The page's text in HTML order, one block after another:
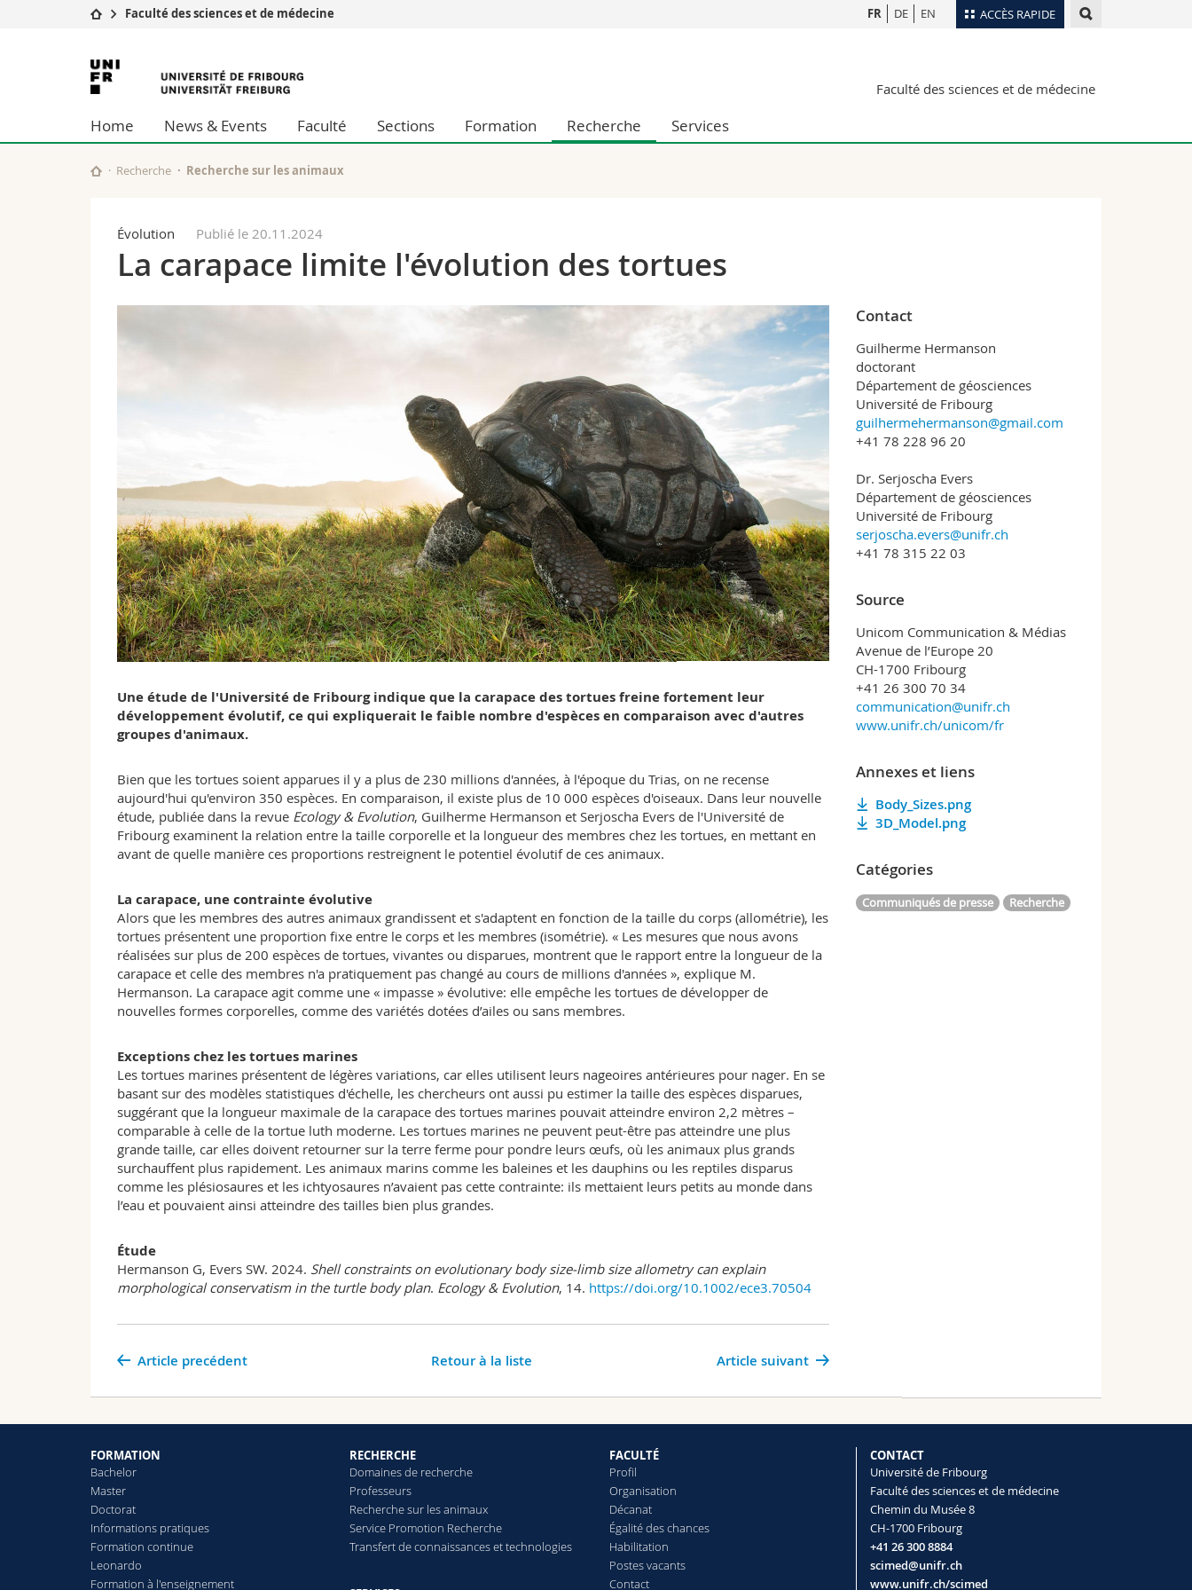
ACCÈS RAPIDE
Université
Recherche
Université
Formation continue
Sciences économiques et sociales et management
Lettres et sciences humaines
Sciences de l'éducation et de la formation
Médias
Chercheurs
Plan d'accès
Webmail
FR DE EN
Faculté des sciences et de médecine
Université
de
Fribourg
Faculté des sciences et de médecine
Home News & Events Faculté Sections Formation Recherche Services
Recherche Recherche sur les animaux
Évolution Publié le 20.11.2024
La carapace limite l'évolution des tortues
Une étude de l'Université de Fribourg indique que la carapace des tortues freine fortement leur
développement évolutif, ce qui expliquerait le faible nombre d'espèces en comparaison avec d'autres
groupes d'animaux.
Bien que les tortues soient apparues il y a plus de 230 millions d'années, à l'époque du Trias, on ne recense
aujourd'hui qu'environ 350 espèces. En comparaison, il existe plus de 10 000 espèces d'oiseaux. Dans leur nouvelle
étude, publiée dans la revue Ecology & Evolution, Guilherme Hermanson et Serjoscha Evers de l'Université de
Fribourg examinent la relation entre la taille corporelle et la longueur des membres chez les tortues, en mettant en
avant de quelle manière ces proportions restreignent le potentiel évolutif de ces animaux.
La carapace, une contrainte évolutive
Alors que les membres des autres animaux grandissent et s'adaptent en fonction de la taille du corps (allométrie), les
tortues présentent une proportion fixe entre le corps et les membres (isométrie). « Les mesures que nous avons
réalisées sur plus de 200 espèces de tortues, vivantes ou disparues, montrent que le rapport entre la longueur de la
carapace et celle des membres n'a pratiquement pas changé au cours de millions d'années », explique M.
Hermanson. La carapace agit comme une « impasse » évolutive: elle empêche les tortues de développer de
nouvelles formes corporelles, comme des variétés dotées d’ailes ou sans membres.
Exceptions chez les tortues marines
Les tortues marines présentent de légères variations, car elles utilisent leurs nageoires antérieures pour nager. En se
basant sur des modèles statistiques d'échelle, les chercheurs ont aussi pu estimer la taille des espèces disparues,
suggérant que la longueur maximale de la carapace des tortues marines pouvait atteindre environ 2,2 mètres –
comparable à celle de la tortue luth moderne. Les tortues marines ne peuvent peut-être pas atteindre une plus
grande taille, car elles doivent retourner sur la terre ferme pour pondre leurs œufs, où les animaux plus grands
surchauffent plus rapidement. Les animaux marins comme les baleines et les dauphins ou les reptiles disparus
comme les plésiosaures et les ichtyosaures n’avaient pas cette contrainte: ils mettaient leurs petits au monde dans
l’eau et pouvaient ainsi atteindre des tailles bien plus grandes.
Étude
Hermanson G, Evers SW. 2024. Shell constraints on evolutionary body size-limb size allometry can explain
morphological conservatism in the turtle body plan. Ecology & Evolution, 14. https://doi.org/10.1002/ece3.70504
Article suivant
Article precédent Retour à la liste
Contact
Guilherme Hermanson
doctorant
Département de géosciences
Université de Fribourg
guilhermehermanson@gmail.com
+41 78 228 96 20
Dr. Serjoscha Evers
Département de géosciences
Université de Fribourg
serjoscha.evers@unifr.ch
+41 78 315 22 03
Source
Unicom Communication & Médias
Avenue de l’Europe 20
CH-1700 Fribourg
+41 26 300 70 34
communication@unifr.ch
www.unifr.ch/unicom/fr
Annexes et liens
Body_Sizes.png
3D_Model.png
Catégories
Communiqués de presse Recherche
FORMATION
Bachelor
Master
Doctorat
Informations pratiques
Formation continue
Leonardo
Formation à l'enseignement
RECHERCHE
Domaines de recherche
Professeurs
Recherche sur les animaux
Service Promotion Recherche
Transfert de connaissances et technologies
FACULTÉ
Profil
Organisation
Décanat
Égalité des chances
Habilitation
Postes vacants
Contact
CONTACT
Université de Fribourg
Faculté des sciences et de médecine
Chemin du Musée 8
CH-1700 Fribourg
+41 26 300 8884
scimed@unifr.ch
www.unifr.ch/scimed